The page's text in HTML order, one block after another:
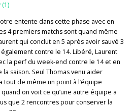
entente dans cette phase avec en
4 premiers matchs sont quand même
qui conclut en 5 après avoir sauvé 3
contre le 14. Libéré, Laurent
la perf du week-end contre le 14 et en
saison. Seul Thomas venu aider
tout de même un point à l’équipe
on voit ce qu’une autre équipe a
que 2 rencontres pour conserver la